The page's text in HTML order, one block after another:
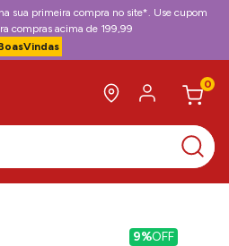
sua primeira compra no site*. Use cupom
compras acima de 199,99
0
9%OFF